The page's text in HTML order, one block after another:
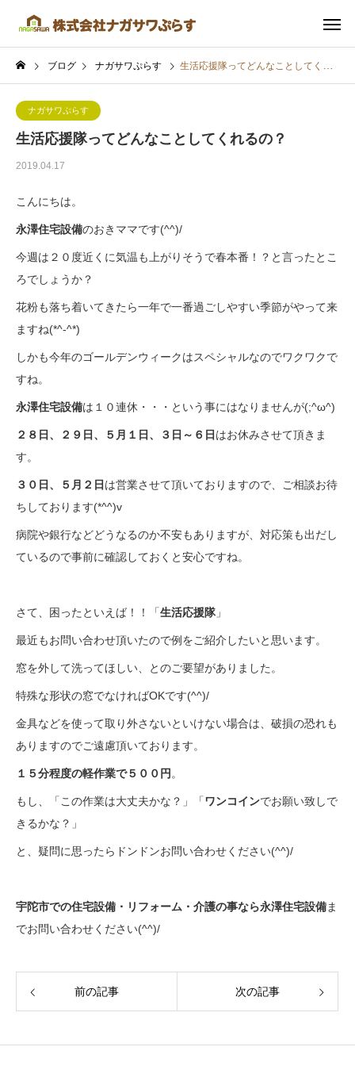
ブログ ナガサワぷらす 生活応援隊ってどんなことしてくれるの？
ナガサワぷらす
生活応援隊ってどんなことしてくれるの？
2019.04.17
こんにちは。
永澤住宅設備のおきママです(^^)/
今週は２０度近くに気温も上がりそうで春本番！？と言ったとこ
ろでしょうか？
花粉も落ち着いてきたら一年で一番過ごしやすい季節がやって来
ますね(*^-^*)
しかも今年のゴールデンウィークはスペシャルなのでワクワクで
すね。
永澤住宅設備は１０連休・・・という事にはなりませんが(;^ω^)
２８日、２９日、５月１日、３日～６日 はお休みさせて頂きま
す。
３０日、５月２日 は営業させて頂いておりますので、ご相談お待
ちしております(*^^)v
病院や銀行などどうなるのか不安もありますが、対応策も出だし
ているので事前に確認しておくと安心ですね。
さて、困ったといえば！！「生活応援隊」
最近もお問い合わせ頂いたので例をご紹介したいと思います。
窓を外して洗ってほしい、とのご要望がありました。
特殊な形状の窓でなければOKです(^^)/
金具などを使って取り外さないといけない場合は、破損の恐れも
ありますのでご遠慮頂いております。
１５分程度の軽作業で５００円 。
もし、「この作業は大丈夫かな？」「 ワンコインでお願い致しで
きるかな？」
と、疑問に思ったらドンドンお問い合わせください(^^)/
宇陀市での住宅設備・リフォーム・介護の事なら永澤住宅設備ま
でお問い合わせください(^^)/
前の記事 次の記事